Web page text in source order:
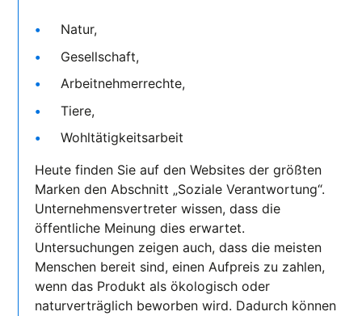
Natur,
Gesellschaft,
Arbeitnehmerrechte,
Tiere,
Wohltätigkeitsarbeit
Heute finden Sie auf den Websites der größten
Marken den Abschnitt „Soziale Verantwortung“.
Unternehmensvertreter wissen, dass die
öffentliche Meinung dies erwartet.
Untersuchungen zeigen auch, dass die meisten
Menschen bereit sind, einen Aufpreis zu zahlen,
wenn das Produkt als ökologisch oder
naturverträglich beworben wird. Dadurch können